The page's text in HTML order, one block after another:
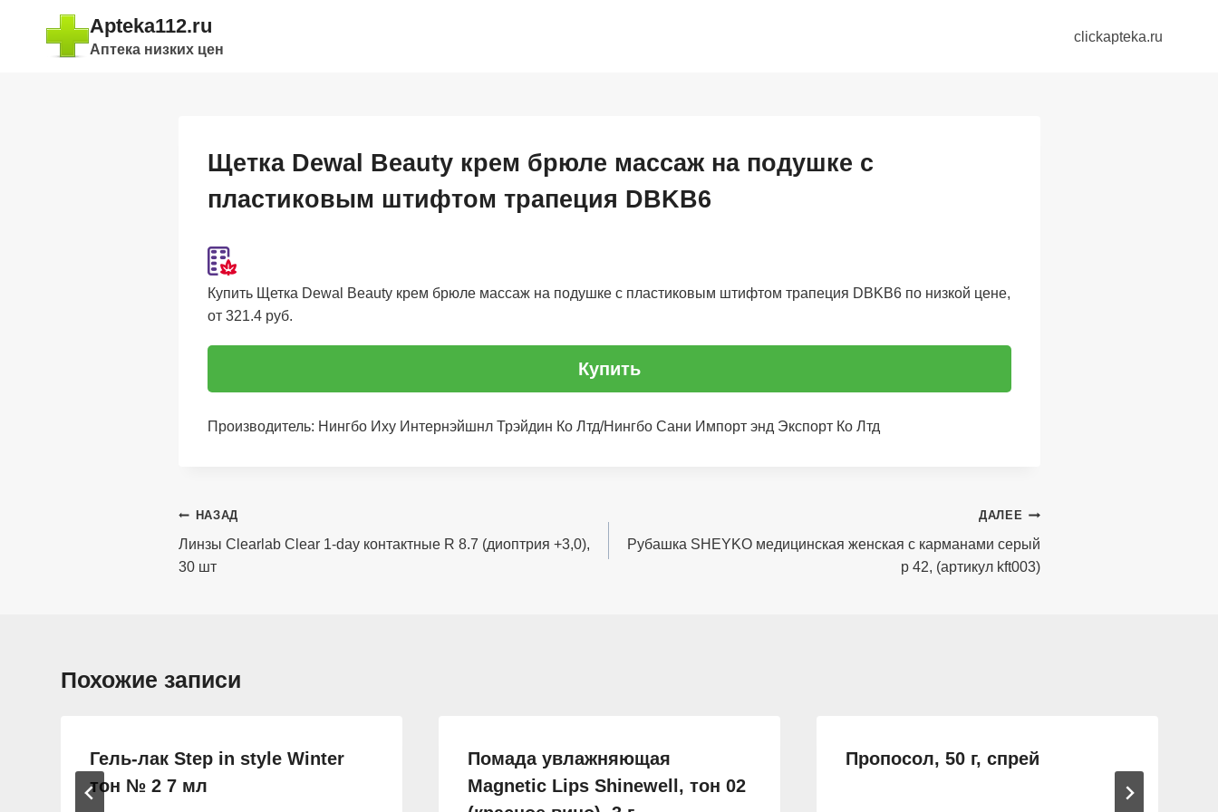
содержимому
Apteka112.ru
Аптека низких цен
clickapteka.ru
Щетка Dewal Beauty крем брюле массаж на подушке с
пластиковым штифтом трапеция DBKB6
Купить Щетка Dewal Beauty крем брюле массаж на подушке с пластиковым штифтом трапеция DBKB6 по низкой цене,
от 321.4 руб.
Купить
Производитель: Нингбо Иху Интернэйшнл Трэйдин Ко Лтд/Нингбо Сани Импорт энд Экспорт Ко Лтд
Навигация
по
записям
НАЗАД
Линзы Clearlab Clear 1-day контактные R 8.7 (диоптрия +3,0),
30 шт
ДАЛЕЕ
Рубашка SHEYKO медицинская женская с карманами серый
р 42, (артикул kft003)
Похожие записи
Гель-лак Step in style Winter
тон № 2 7 мл
Помада увлажняющая
Magnetic Lips Shinewell, тон 02
Пропосол, 50 г, спрей